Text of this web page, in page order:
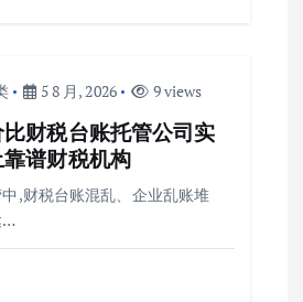
5 8 月, 2026 9 views
财税台账托管公司实
谱财税机构
,财税台账混乱、企业乱账堆
…